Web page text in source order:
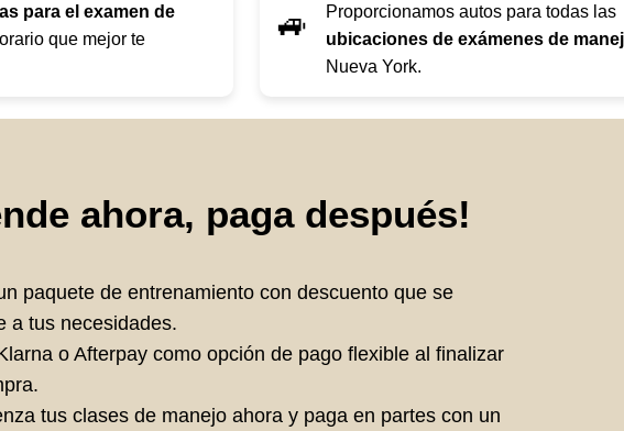
para el examen de
que mejor te
🚙
Proporcionamos autos para todas las
ubicaciones de exámenes de
Nueva York.
ahora, paga después!
paquete de entrenamiento con descuento que se
a tus necesidades.
o Afterpay como opción de pago flexible al finalizar
tus clases de manejo ahora y paga en partes con un